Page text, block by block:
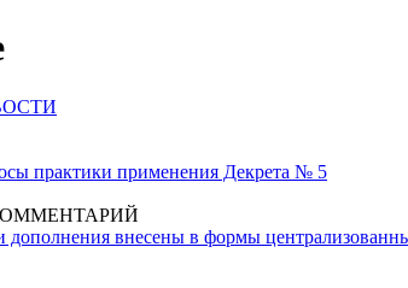
практики применения Декрета № 5
дополнения внесены в формы